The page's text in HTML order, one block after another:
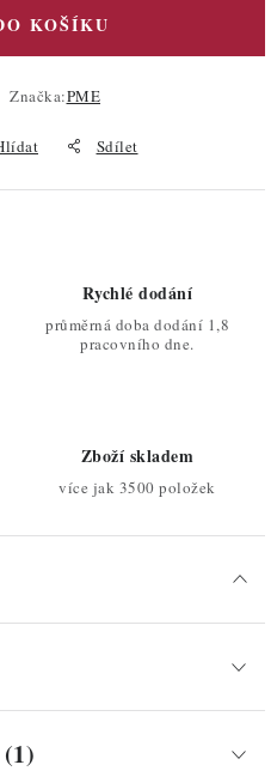
KOŠÍKU
Značka:PME
Sdílet
Rychlé dodání
průměrná doba dodání 1,8
pracovního dne.
Zboží skladem
více jak 3500 položek